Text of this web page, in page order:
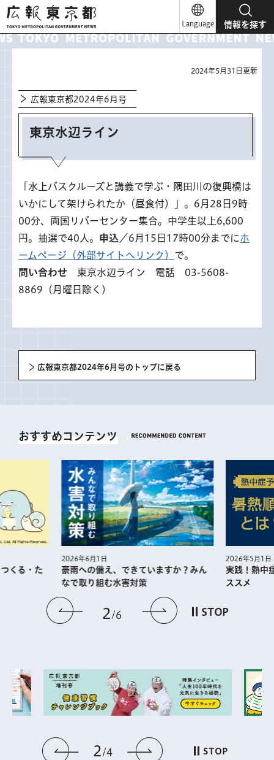
広報東京都
Language 情報を探す
2024年5月31日更新
広報東京都2024年6月号
東京水辺ライン
「水上バスクルーズと講義で学ぶ・隅田川の復興橋は
いかにして架けられたか（昼食付）」。6月28日9時
00分、両国リバーセンター集合。中学生以上6,600
円。抽選で40人。
申込 ／6月15日17時00分までに ホ
ームページ（外部サイトへリンク） で。
問い合わせ 東京水辺ライン 電話 03-5608-
8869（月曜日除く）
広報東京都2024年6月号のトップに戻る
おすすめコンテンツ
前のスライドを表示
2 6 次のスライドを
STOP
くる・た
2026年6月1日
豪雨への備え、できていますか？みん
なで取り組む水害対策
2026年5月1日
実践！熱中
ススメ
前のスライドを表示
2 4 次のスライドを表
STOP